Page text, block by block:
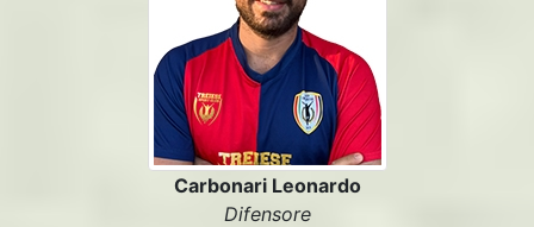
Carbonari Leonardo
Difensore